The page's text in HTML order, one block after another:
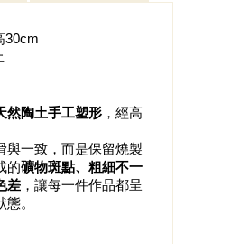
30cm
然陶土手工塑形 ，經高
與一致，而是保留燒製
的礦物斑點、粗細不一
差 ，讓每一件作品都呈
。